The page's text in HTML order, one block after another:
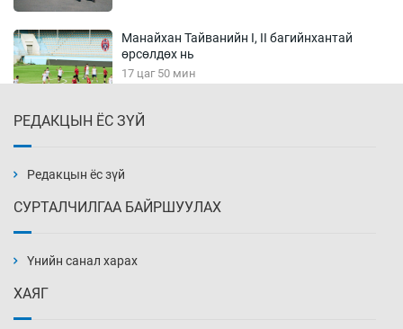
Манайхан Тайванийн I, II багийнхантай
өрсөлдөх нь
17 цаг 50 мин
18 цаг 20 мин
18 цаг 50 мин
РЕДАКЦЫН ЁС ЗҮЙ
Редакцын ёс зүй
СУРТАЛЧИЛГАА БАЙРШУУЛАХ
Үнийн санал харах
ХАЯГ